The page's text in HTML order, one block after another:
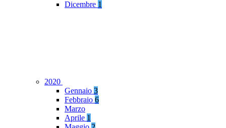
Dicembre 1
2020
Gennaio 3
Febbraio 6
Marzo
Aprile 1